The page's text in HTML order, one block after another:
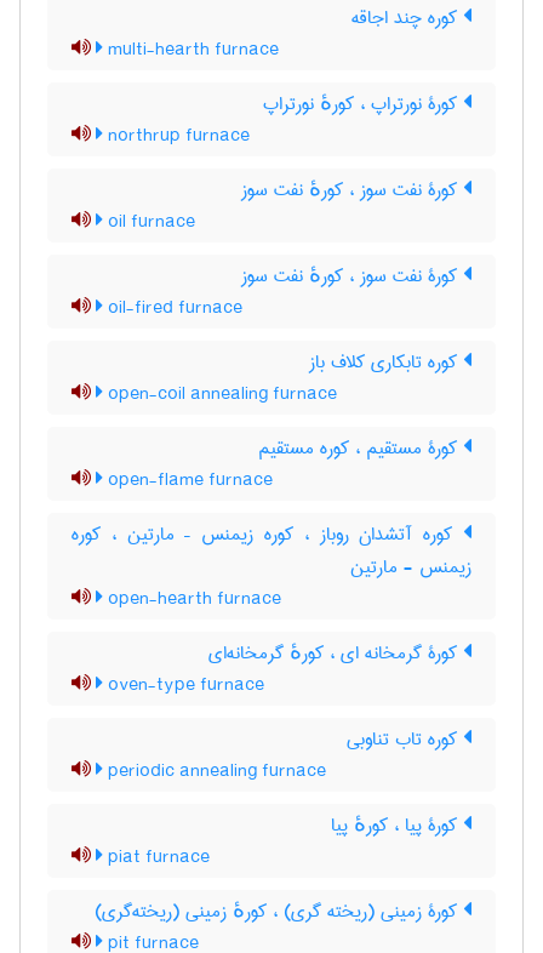
کوره چند اجاقه
multi-hearth furnace
کورۀ نورتراپ ، کورهٔ نورتراپ
northrup furnace
کورۀ نفت سوز ، کورهٔ نفت سوز
oil furnace
کورۀ نفت سوز ، کورهٔ نفت سوز
oil-fired furnace
کوره تابکاری کلاف باز
open-coil annealing furnace
کورۀ مستقیم ، کوره مستقیم
open-flame furnace
کوره آتشدان روباز ، کوره زیمنس – مارتین ، کوره
زیمنس - مارتین
open-hearth furnace
کورۀ گرمخانه ای ، کورهٔ گرمخانه‌ای
oven-type furnace
کوره تاب تناوبی
periodic annealing furnace
کورۀ پیا ، کورهٔ پیا
piat furnace
کورۀ زمینی (ریخته گری) ، کورهٔ زمینی (ریخته‌گری)
pit furnace